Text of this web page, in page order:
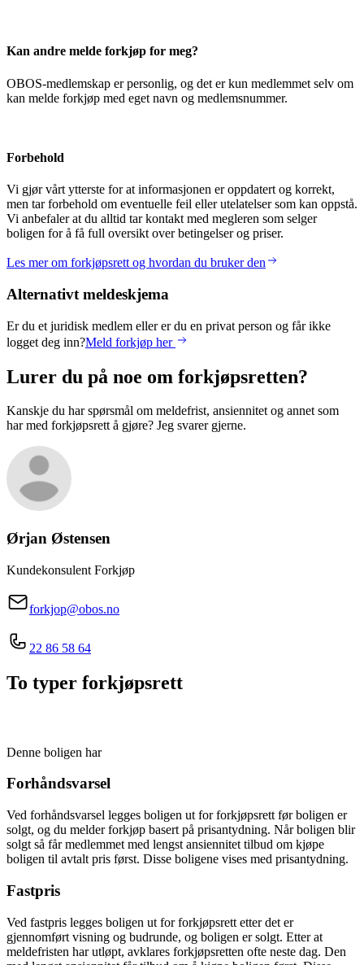
Kan andre melde forkjøp for meg?
OBOS-medlemskap er personlig, og det er kun medlemmet selv om
kan melde forkjøp med eget navn og medlemsnummer.
Forbehold
Vi gjør vårt ytterste for at informasjonen er oppdatert og korrekt,
men tar forbehold om eventuelle feil eller utelatelser som kan oppstå.
Vi anbefaler at du alltid tar kontakt med megleren som selger
boligen for å få full oversikt over betingelser og priser.
Les mer om forkjøpsrett og hvordan du bruker den
Alternativt meldeskjema
Er du et juridisk medlem eller er du en privat person og får ikke
logget deg inn?Meld forkjøp her
Lurer du på noe om forkjøpsretten?
Kanskje du har spørsmål om meldefrist, ansiennitet og annet som
har med forkjøpsrett å gjøre? Jeg svarer gjerne.
Ørjan Østensen
Kundekonsulent Forkjøp
forkjop@obos.no
22 86 58 64
To typer forkjøpsrett
Denne boligen har
Forhåndsvarsel
Ved forhåndsvarsel legges boligen ut for forkjøpsrett før boligen er
solgt, og du melder forkjøp basert på prisantydning. Når boligen blir
solgt så får medlemmet med lengst ansiennitet tilbud om kjøpe
boligen til avtalt pris først. Disse boligene vises med prisantydning.
Fastpris
Ved fastpris legges boligen ut for forkjøpsrett etter det er
gjennomført visning og budrunde, og boligen er solgt. Etter at
meldefristen har utløpt, avklares forkjøpsretten ofte neste dag. Den